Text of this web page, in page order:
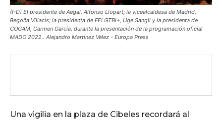
(I-D) El presidente de Aegal, Alfonso Llopart; la vicealcaldesa de Madrid,
Begoña Villacís; la presidenta de FELGTBI+, Uge Sangil y la presidenta de
COGAM, Carmen García, durante la presentación de la programación oficial
MADO 2022.. Alejandro Martínez Vélez - Europa Press
Una vigilia en la plaza de Cibeles recordará al